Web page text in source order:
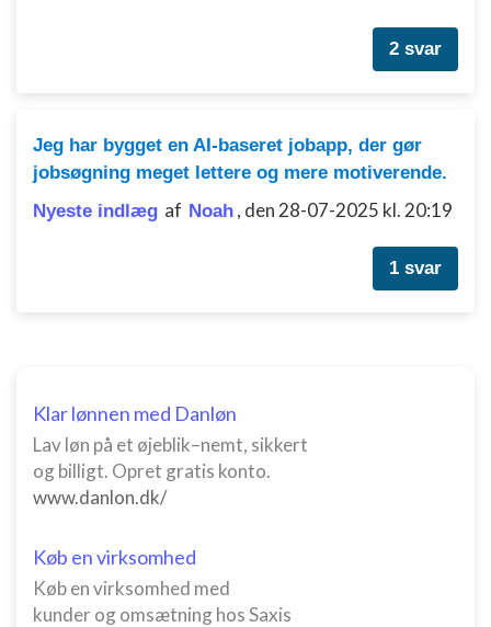
2 svar
Jeg har bygget en AI-baseret jobapp, der gør
jobsøgning meget lettere og mere motiverende.
Nyeste indlæg af Noah , den 28-07-2025 kl. 20:19
1 svar
Klar lønnen med Danløn
Lav løn på et øjeblik–nemt, sikkert
og billigt. Opret gratis konto.
www.danlon.dk/
Køb en virksomhed
Køb en virksomhed med
kunder og omsætning hos Saxis